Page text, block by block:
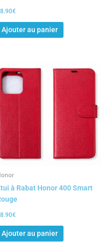
€
Ajouter au panier
à Rabat Honor 400 Smart
€
Ajouter au panier